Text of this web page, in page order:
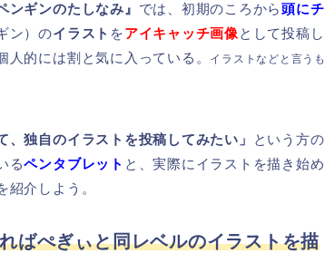
ンギンのたしなみ』 では、初期のころから頭にチ
ン）のイラスト をアイキャッチ画像 として投稿し
的には割と気に入っている。
イラストなどと言うも
、独自のイラストを投稿してみたい」
という方の
るペンタブレット と、実際にイラストを描き始め
紹介しよう。
ばぺぎぃと同レベルのイラストを描